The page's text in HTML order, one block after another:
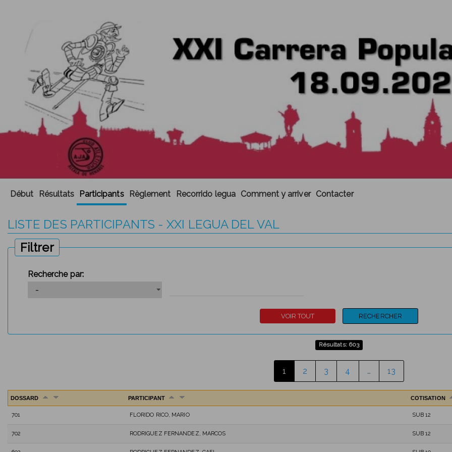
Début Résultats Participants Règlement Recorrido legua Comment y arriver Contacter
LISTE DES PARTICIPANTS - XXI LEGUA DEL VAL
Filtrer
Recherche par:
Résultats: 603
1 2 3 4 … 13
DOSSARD PARTICIPANT COTISATION
701 FLORIDO RICO, MARIO SUB 12
702 RODRIGUEZ FERNANDEZ, MARCOS SUB 12